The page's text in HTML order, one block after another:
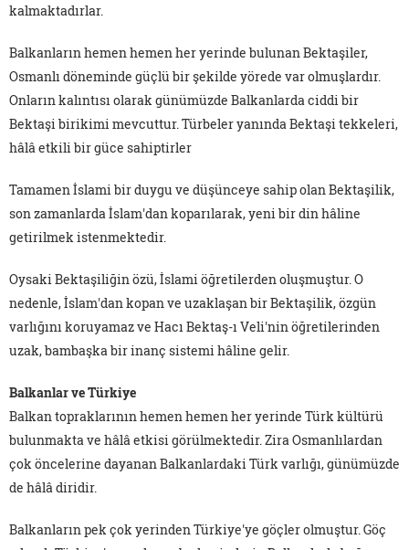
kalmaktadırlar.
Balkanların hemen hemen her yerinde bulunan Bektaşiler,
Osmanlı döneminde güçlü bir şekilde yörede var olmuşlardır.
Onların kalıntısı olarak günümüzde Balkanlarda ciddi bir
Bektaşi birikimi mevcuttur. Türbeler yanında Bektaşi tekkeleri,
hâlâ etkili bir güce sahiptirler
Tamamen İslami bir duygu ve düşünceye sahip olan Bektaşilik,
son zamanlarda İslam'dan koparılarak, yeni bir din hâline
getirilmek istenmektedir.
Oysaki Bektaşiliğin özü, İslami öğretilerden oluşmuştur. O
nedenle, İslam'dan kopan ve uzaklaşan bir Bektaşilik, özgün
varlığını koruyamaz ve Hacı Bektaş-ı Veli'nin öğretilerinden
uzak, bambaşka bir inanç sistemi hâline gelir.
Balkanlar ve Türkiye
Balkan topraklarının hemen hemen her yerinde Türk kültürü
bulunmakta ve hâlâ etkisi görülmektedir. Zira Osmanlılardan
çok öncelerine dayanan Balkanlardaki Türk varlığı, günümüzde
de hâlâ diridir.
Balkanların pek çok yerinden Türkiye'ye göçler olmuştur. Göç